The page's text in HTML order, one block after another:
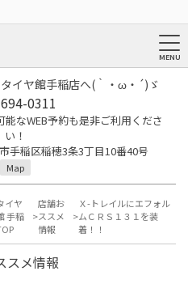
イヤ館手稲店へ(｀・ω・´)ゞ
0311
なWEB予約も是非ご利用くださ
い！
手稲区稲穂3条3丁目10番40号
Map
イヤ
手稲
店舗お
ススメ
情報
Ｘ-トレイルにエフォル
ムＣＲＳ１３１を装
着！！
スメ情報